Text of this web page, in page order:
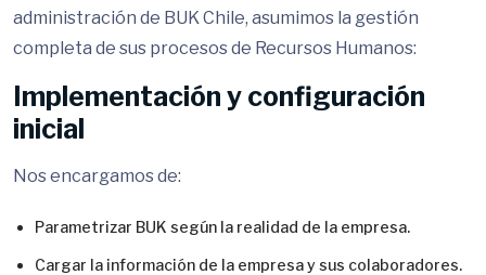
administración de BUK Chile, asumimos la gestión
completa de sus procesos de Recursos Humanos:
Implementación y configuración
inicial
Nos encargamos de:
Parametrizar BUK según la realidad de la empresa.
Cargar la información de la empresa y sus colaboradores.